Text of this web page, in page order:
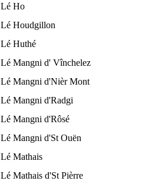
Lé Ho
Lé Houdgillon
Lé Huthé
Lé Mangni d' Vînchelez
Lé Mangni d'Nièr Mont
Lé Mangni d'Radgi
Lé Mangni d'Rôsé
Lé Mangni d'St Ouën
Lé Mathais
Lé Mathais d'St Pièrre